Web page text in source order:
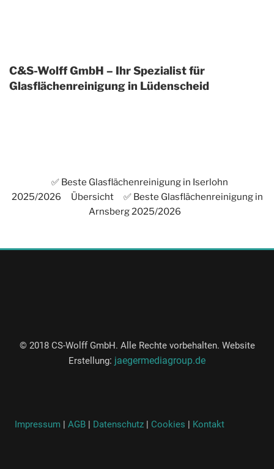
C&S-Wolff GmbH – Ihr Spezialist für
Glasflächenreinigung in Lüdenscheid
✅ Beste Glasflächenreinigung in Iserlohn
2025/2026
Übersicht
✅ Beste Glasflächenreinigung in
Arnsberg 2025/2026
© 2018 CS-Wolff GmbH. Alle Rechte vorbehalten. Website
Erstellung: jaegermediagroup.de
Impressum | AGB| Datenschutz| Cookies | Kontakt